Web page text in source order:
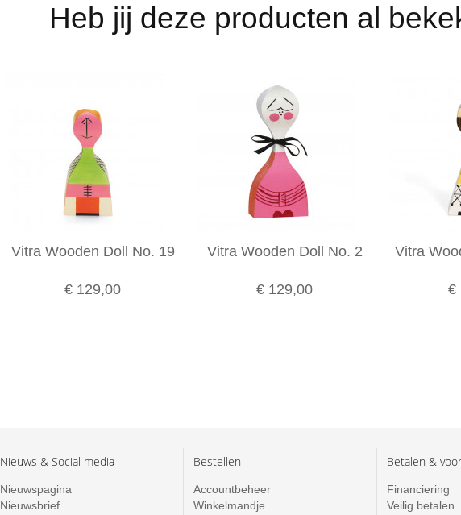
Heb jij deze producten al
Vitra Wooden Doll No. 19
€ 129,00
Vitra Wooden Doll No. 2
€ 129,00
Vitra
€
Nieuws & Social media
Nieuwspagina
Nieuwsbrief
Bestellen
Accountbeheer
Winkelmandje
Betalen &
Financiering
Veilig betalen